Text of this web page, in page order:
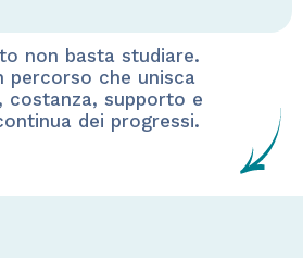
non basta studiare.
percorso che unisca
costanza, supporto e
dei progressi.